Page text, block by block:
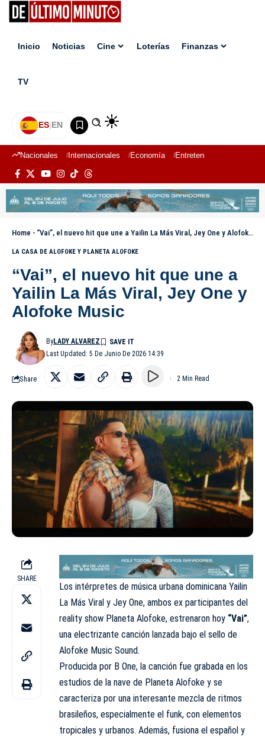
Inicio Noticias Cine Loterías Finanzas
TV
ES|EN
Nacionales Internacionales Economía Entretenimiento
Home - “Vai”, el nuevo hit que une a Yailin La Más Viral, Jey One y Alofoke Music
LA CASA DE ALOFOKE Y PLANETA ALOFOKE
“Vai”, el nuevo hit que une a
Yailin La Más Viral, Jey One y
Alofoke Music
Last Updated: 5 De Junio De 2026 14:39
ByLADY ALVAREZ
Share 2 Min Read
SHARE
Los intérpretes de música urbana dominicana Yailin
La Más Viral y Jey One, ambos ex participantes del
reality show Planeta Alofoke, estrenaron hoy “Vai”,
una electrizante canción lanzada bajo el sello de
Alofoke Music Sound.
Producida por B One, la canción fue grabada en los
estudios de la nave de Planeta Alofoke y se
caracteriza por una interesante mezcla de ritmos
brasileños, especialmente el funk, con elementos
tropicales y urbanos. Además, fusiona el español y